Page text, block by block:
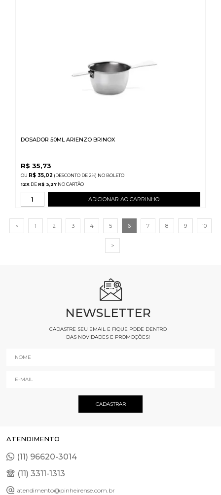
DOSADOR 50ML ARIENZO BRINOX
R$ 35,73
R$ 35,02 (DESCONTO DE 2%) NO BOLETO
12X DE R$ 3,27
ADICIONAR AO CARRINHO
< 1 2 3 4 5 6 7 8 9 10
>
NEWSLETTER
CADASTRE SEU EMAIL E FIQUE PODE DENTRO
DAS NOVIDADES E PROMOÇÕES!
ATENDIMENTO
(11) 96620-3014
(11) 3311-1313
atendimento@pinheirense.com.br